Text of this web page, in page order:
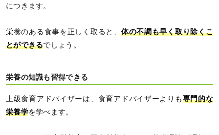
につきます。
栄養のある食事を正しく取ると、 体の不調も早く取り除くこ
とができるでしょう。
栄養の知識も習得できる
上級食育アドバイザーは、食育アドバイザーよりも専門的な
栄養学を学べます。